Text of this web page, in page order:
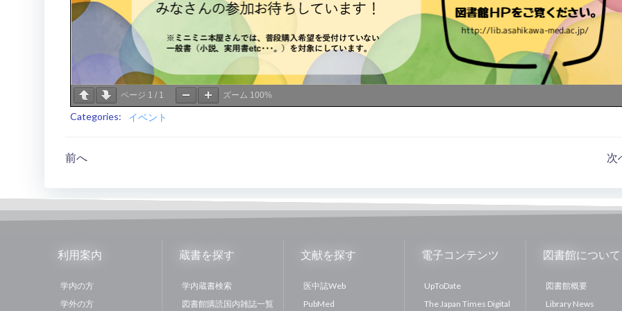
ページ 1 / 1 ズーム 100%
Categories: イベント
投
稿
ナ
ビ
ゲ
前へ
稿
ナ
ビ
次
利用案内
学内の方
学外の方
蔵書を探す
学内蔵書検索
図書館購読国内雑誌一覧
文献を探す
医中誌Web
PubMed
電子コンテンツ
UpToDate
The Japan Times Digital
図書館について
図書館概要
Library News